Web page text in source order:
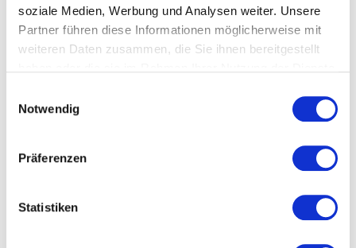
soziale Medien, Werbung und Analysen weiter. Unsere
Partner führen diese Informationen möglicherweise mit
weiteren Daten zusammen, die Sie ihnen bereitgestellt
Notwendig
Präferenzen
Statistiken
PASSEND DAZU / ÄHNLICHE ARTIKEL